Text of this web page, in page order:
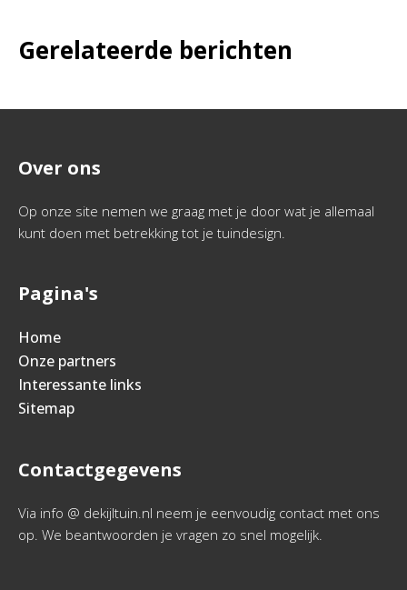
Gerelateerde berichten
Over ons
Op onze site nemen we graag met je door wat je allemaal
kunt doen met betrekking tot je tuindesign.
Pagina's
Home
Onze partners
Interessante links
Sitemap
Contactgegevens
Via info @ dekijltuin.nl neem je eenvoudig contact met ons
op. We beantwoorden je vragen zo snel mogelijk.